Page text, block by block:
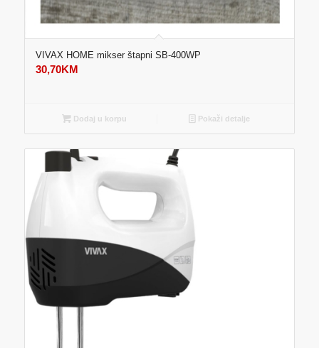
VIVAX HOME mikser štapni SB-400WP
30,70KM
Dodaj u korpu Pokaži detalje